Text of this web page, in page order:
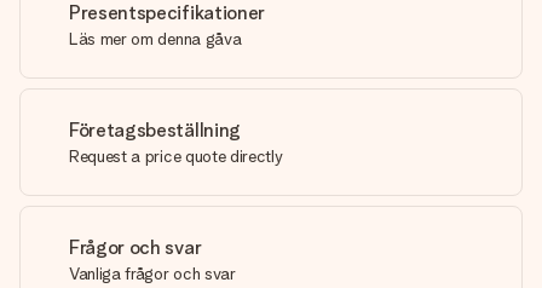
Presentspecifikationer
Läs mer om denna gåva
Företagsbeställning
Request a price quote directly
Frågor och svar
Vanliga frågor och svar